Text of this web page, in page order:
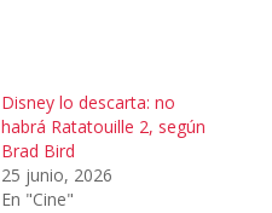
Disney lo descarta: no
habrá Ratatouille 2, según
Brad Bird
25 junio, 2026
En "Cine"